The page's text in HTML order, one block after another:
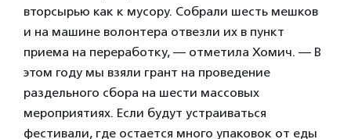
вторсырью как к мусору. Собрали шесть мешков
и на машине волонтера отвезли их в пункт
приема на переработку, — отметила Хомич. — В
этом году мы взяли грант на проведение
раздельного сбора на шести массовых
мероприятиях. Если будут устраиваться
фестивали, где остается много упаковок от еды